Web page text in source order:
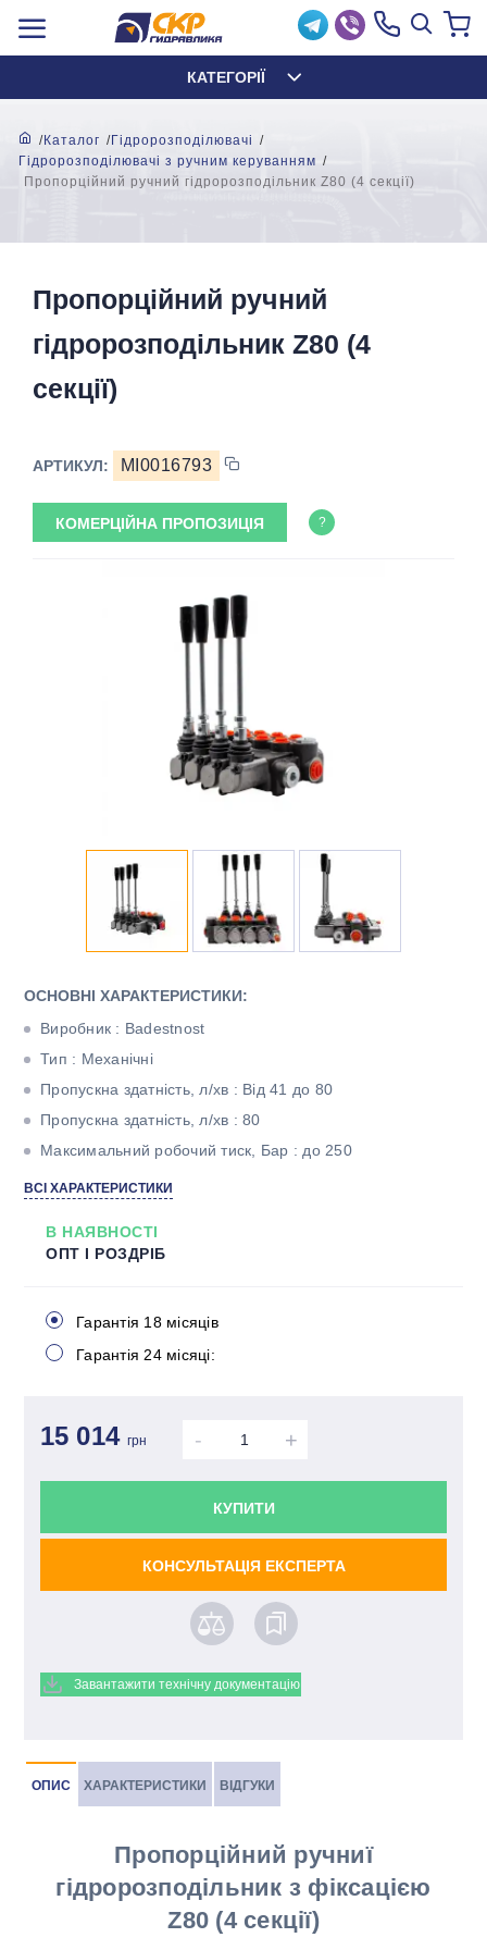
КАТЕГОРІЇ
Каталог
Гідророзподілювачі
Гідророзподілювачі з ручним керуванням
Пропорційний ручний гідророзподільник Z80 (4 секції)
Пропорційний ручний
гідророзподільник Z80 (4
секції)
АРТИКУЛ: MI0016793
КОМЕРЦІЙНА ПРОПОЗИЦІЯ ?
ОСНОВНІ ХАРАКТЕРИСТИКИ:
Виробник : Badestnost
Тип : Механічні
Пропускна здатність, л/хв : Від 41 до 80
Пропускна здатність, л/хв : 80
Максимальний робочий тиск, Бар : до 250
Тип корпуса : Моноблочний
ВСІ ХАРАКТЕРИСТИКИ
В НАЯВНОСТІ
ОПТ І РОЗДРІБ
Гарантія 18 місяців
Гарантія 24 місяці:
15 014грн - +
КУПИТИ
КОНСУЛЬТАЦІЯ ЕКСПЕРТА
Завантажити технічну документацію
ОПИС ХАРАКТЕРИСТИКИ ВІДГУКИ
Пропорційний ручниї
гідророзподільник з фіксацією
Z80 (4 секції)